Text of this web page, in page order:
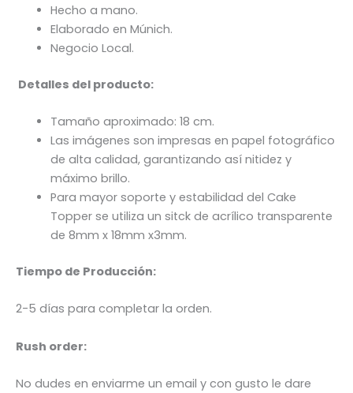
Hecho a mano.
Elaborado en Múnich.
Negocio Local.
Detalles del producto:
Tamaño aproximado: 18 cm.
Las imágenes son impresas en papel fotográfico
de alta calidad, garantizando así nitidez y
máximo brillo.
Para mayor soporte y estabilidad del Cake
Topper se utiliza un sitck de acrílico transparente
de 8mm x 18mm x3mm.
Tiempo de Producción:
2-5 días para completar la orden.
Rush order:
No dudes en enviarme un email y con gusto le dare